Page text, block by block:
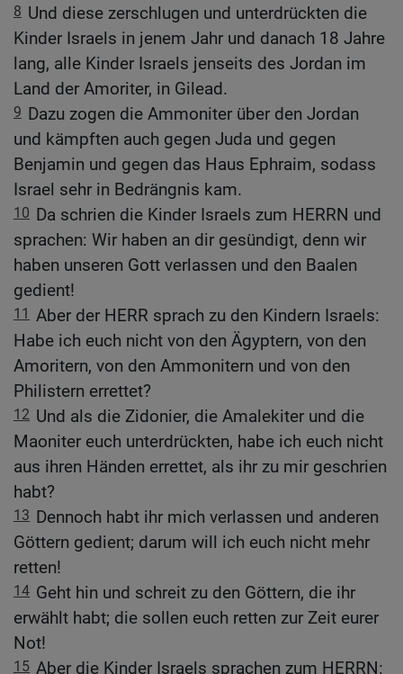
8 Und diese zerschlugen und unterdrückten die
Kinder Israels in jenem Jahr und danach 18 Jahre
lang, alle Kinder Israels jenseits des Jordan im
Land der Amoriter, in Gilead.
9 Dazu zogen die Ammoniter über den Jordan
und kämpften auch gegen Juda und gegen
Benjamin und gegen das Haus Ephraim, sodass
Israel sehr in Bedrängnis kam.
10 Da schrien die Kinder Israels zum HERRN und
sprachen: Wir haben an dir gesündigt, denn wir
haben unseren Gott verlassen und den Baalen
gedient!
11 Aber der HERR sprach zu den Kindern Israels:
Habe ich euch nicht von den Ägyptern, von den
Amoritern, von den Ammonitern und von den
Philistern errettet?
12 Und als die Zidonier, die Amalekiter und die
Maoniter euch unterdrückten, habe ich euch nicht
aus ihren Händen errettet, als ihr zu mir geschrien
habt?
13 Dennoch habt ihr mich verlassen und anderen
Göttern gedient; darum will ich euch nicht mehr
retten!
14 Geht hin und schreit zu den Göttern, die ihr
erwählt habt; die sollen euch retten zur Zeit eurer
Not!
15 Aber die Kinder Israels sprachen zum HERRN: